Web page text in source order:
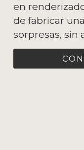
en
de fabricar
sorpresas, sin